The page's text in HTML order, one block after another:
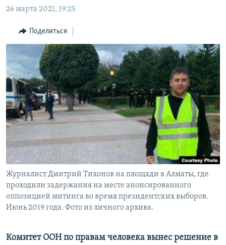
Вернутся
поиску
КЫРГЫЗЧА
ЎЗБЕКЧА
ТОҶИКӢ
TÜRKMENÇE
Все сайты РСЕ/РС
26 марта 2021, 19:25
Поделиться
Журналист Дмитрий Тихонов на площади в Алматы, где
проходили задержания на месте анонсированного
оппозицией митинга во время президентских выборов.
Июнь 2019 года. Фото из личного архива.
Комитет ООН по правам человека вынес решение в